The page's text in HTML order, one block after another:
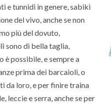
e tunnidi in genere, sabiki
del vivo, anche se non
più del dovuto,
sono di bella taglia,
è possibile, e sempre a
prima dei barcaioli, o
da loro, e per finire traina
leccie e serra, anche se per